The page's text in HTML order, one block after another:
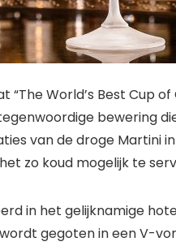
“The World’s Best Cup
bewering
van de droge Martini
zo koud mogelijk te
in het gelijknamige
gegoten in een V-